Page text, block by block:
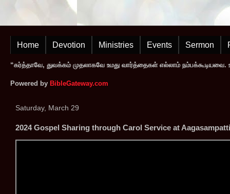
Home Devotion Ministries Events Sermon
“கர்த்தாவே, துவக்கம் முதலாகவே உமது வார்த்தைகள் எல்லாம் நம்பக்கூடியவை.
Powered by BibleGateway.com
Saturday, March 29
2024 Gospel Sharing through Carol Service at